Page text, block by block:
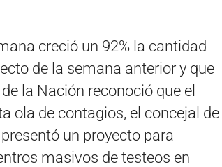
creció un 92% la cantidad
de la semana anterior y que
la Nación reconoció que el
ola de contagios, el concejal de
un proyecto para
masivos de testeos en